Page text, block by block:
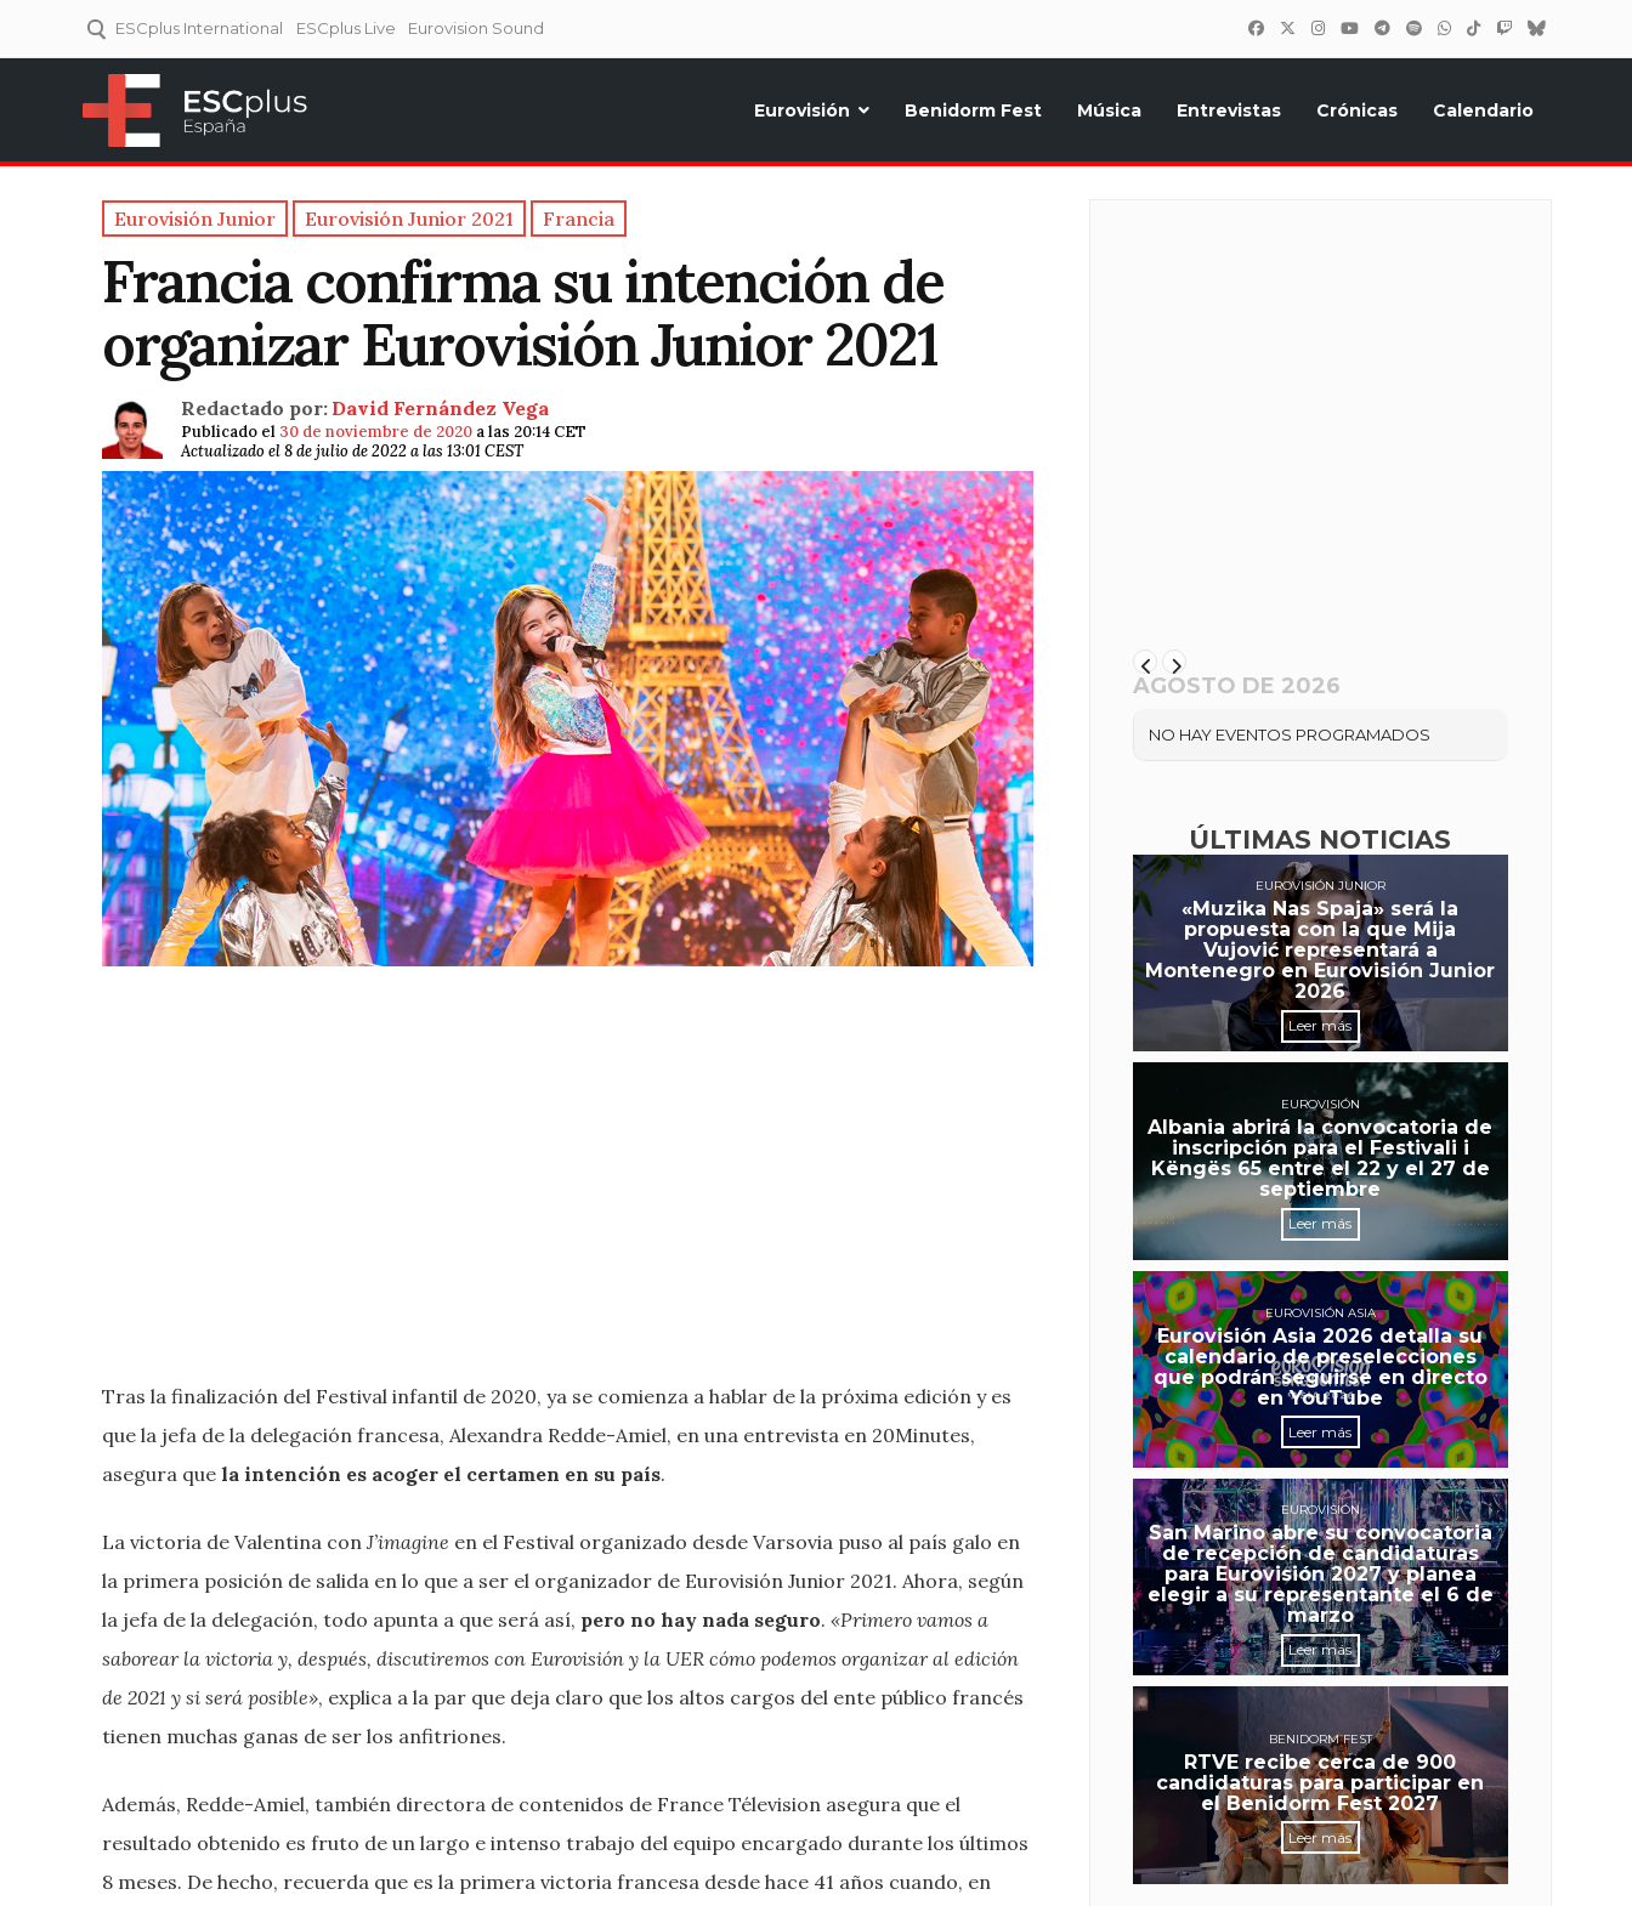
ESCplus International ESCplus Live Eurovision Sound
Eurovisión Benidorm Fest Música Entrevistas Crónicas Calendario
Eurovisión Junior Eurovisión Junior 2021 Francia
Francia confirma su intención de
organizar Eurovisión Junior 2021
Redactado por: David Fernández Vega
Publicado el 30 de noviembre de 2020 a las 20:14 CET
Actualizado el 8 de julio de 2022 a las 13:01 CEST
Tras la finalización del Festival infantil de 2020, ya se comienza a hablar de la próxima edición y es
que la jefa de la delegación francesa, Alexandra Redde-Amiel, en una entrevista en 20Minutes,
asegura que la intención es acoger el certamen en su país.
La victoria de Valentina con J’imagine en el Festival organizado desde Varsovia puso al país galo en
la primera posición de salida en lo que a ser el organizador de Eurovisión Junior 2021. Ahora, según
la jefa de la delegación, todo apunta a que será así, pero no hay nada seguro. «Primero vamos a
saborear la victoria y, después, discutiremos con Eurovisión y la UER cómo podemos organizar al edición
de 2021 y si será posible», explica a la par que deja claro que los altos cargos del ente público francés
tienen muchas ganas de ser los anfitriones.
Además, Redde-Amiel, también directora de contenidos de France Télevision asegura que el
resultado obtenido es fruto de un largo e intenso trabajo del equipo encargado durante los últimos
8 meses. De hecho, recuerda que es la primera victoria francesa desde hace 41 años cuando, en
AGOSTO DE 2026
NO HAY EVENTOS PROGRAMADOS
ÚLTIMAS NOTICIAS
EUROVISIÓN JUNIOR
«Muzika Nas Spaja» será la
propuesta con la que Mija
Vujović representará a
Montenegro en Eurovisión Junior
2026
Leer más
EUROVISIÓN
Albania abrirá la convocatoria de
inscripción para el Festivali i
Këngës 65 entre el 22 y el 27 de
septiembre
Leer más
EUROVISIÓN ASIA
Eurovisión Asia 2026 detalla su
calendario de preselecciones
que podrán seguirse en directo
en YouTube
Leer más
EUROVISIÓN
San Marino abre su convocatoria
de recepción de candidaturas
para Eurovisión 2027 y planea
elegir a su representante el 6 de
marzo
Leer más
BENIDORM FEST
RTVE recibe cerca de 900
candidaturas para participar en
el Benidorm Fest 2027
Leer más